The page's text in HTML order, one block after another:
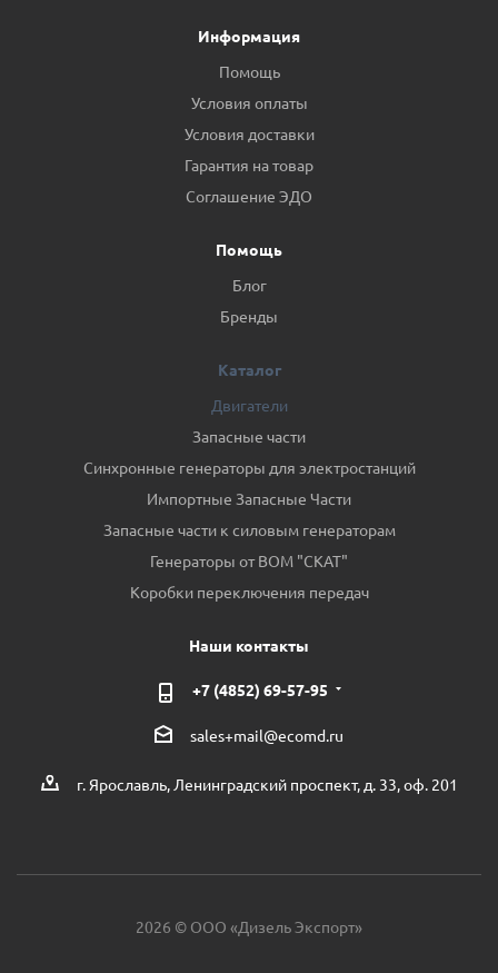
Информация
Помощь
Условия оплаты
Условия доставки
Гарантия на товар
Соглашение ЭДО
Помощь
Блог
Бренды
Каталог
Двигатели
Запасные части
Синхронные генераторы для электростанций
Импортные Запасные Части
Запасные части к силовым генераторам
Генераторы от ВОМ "СКАТ"
Коробки переключения передач
Наши контакты
+7 (4852) 69-57-95
sales+mail@ecomd.ru
г. Ярославль, Ленинградский проспект, д. 33, оф. 201
2026 © ООО «Дизель Экспорт»